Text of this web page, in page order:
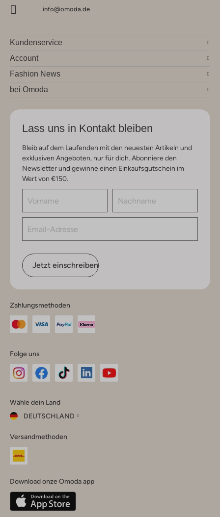
info@omoda.de
Kundenservice
Account
Fashion News
bei Omoda
Lass uns in Kontakt bleiben
Bleib auf dem Laufenden mit den neuesten Artikeln und
exklusiven Angeboten, nur für dich. Abonniere den
Newsletter und gewinne einen Einkaufsgutschein im
Wert von €150.
Jetzt einschreiben
Zahlungsmethoden
Folge uns
Instagram
Facebook
TikTok
Wähle dein Land
DEUTSCHLAND
dein
Land
Belgique(Français)
Deutschland
Versandmethoden
Download onze Omoda app